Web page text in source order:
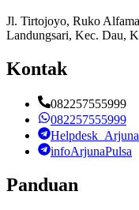
Jl. Tirtojoyo, Ruko
Landungsari, Kec. Dau,
Kontak
082257555999
082257555999
Helpdesk_Arjuna
infoArjunaPulsa
Panduan